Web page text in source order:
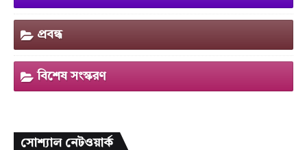
প্রবন্ধ
বিশেষ সংস্করণ
সোশ্যাল নেটওয়ার্ক